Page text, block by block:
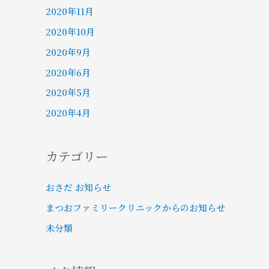
2020年11月
2020年10月
2020年9月
2020年6月
2020年5月
2020年4月
カテゴリー
おさだ お知らせ
まつおファミリークリニックからのお知らせ
未分類